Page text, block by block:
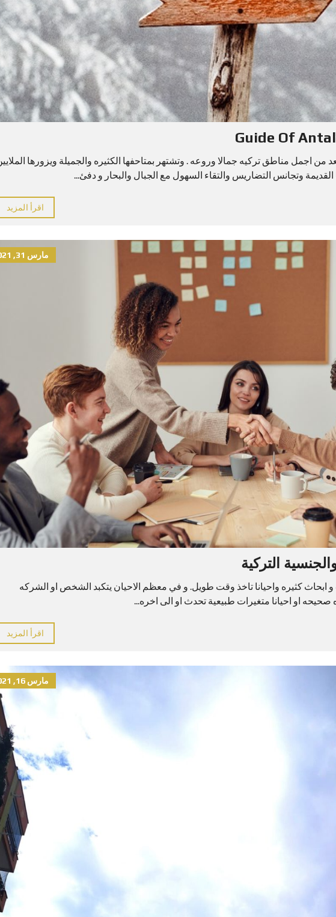
من اجمل مناطق تركيه جمالا وروعه . وتشتهر بمتاحفها الكثيره والجميلة ويزورها
وتجانس التضاريس والتقاء السهول مع الجبال والبحار و دفئ...
اقرأ المزيد
مارس 31, 2021
التركية
ابحاث كثيره واحيانا تاخذ وقت طويل. و في معظم الاحيان يتكبد الشخص او الشركه
او احيانا متغيرات طبيعية تحدث او الى اخره...
اقرأ المزيد
مارس 16, 2021